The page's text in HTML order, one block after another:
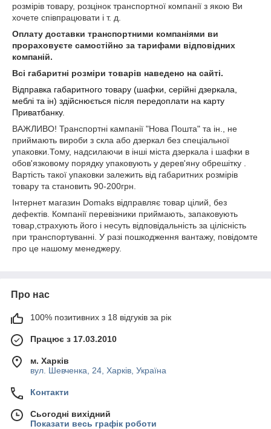
розмірів товару, розцінок транспортної компанії з якою Ви
хочете співпрацювати і т. д.
Оплату доставки транспортними компаніями ви
прораховуєте самостійно за тарифами відповідних
компаній.
Всі габаритні розміри товарів наведено на сайті.
Відправка габаритного товару (шафки, серійні дзеркала,
меблі та ін) здійснюється після передоплати на карту
Приватбанку.
ВАЖЛИВО! Транспортні кампанії "Нова Пошта" та ін., не
приймають вироби з скла або дзеркал без спеціальної
упаковки.Тому, надсилаючи в інші міста дзеркала і шафки в
обов'язковому порядку упаковують у дерев'яну обрешітку .
Вартість такої упаковки залежить від габаритних розмірів
товару та становить 90-200грн.
Інтернет магазин Domaks відправляє товар цілий, без
дефектів. Компанії перевізники приймають, запаковують
товар,страхують його і несуть відповідальність за цілісність
при транспортуванні. У разі пошкодження вантажу, повідомте
про це нашому менеджеру.
Про нас
100% позитивних з 18 відгуків за рік
Працює з 17.03.2010
м. Харків
вул. Шевченка, 24, Харків, Україна
Контакти
Сьогодні вихідний
Показати весь графік роботи